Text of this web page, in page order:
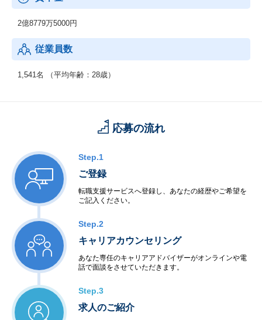
2億8779万5000円
従業員数
1,541名 （平均年齢：28歳）
応募の流れ
Step.1
ご登録
転職支援サービスへ登録し、あなたの経歴やご希望を
ご記入ください。
Step.2
キャリアカウンセリング
あなた専任のキャリアアドバイザーがオンラインや電
話で面談をさせていただきます。
Step.3
求人のご紹介